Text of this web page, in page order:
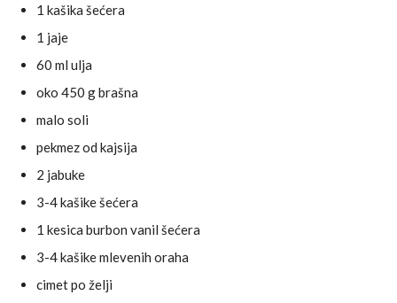
1 kašika šećera
1 jaje
60 ml ulja
oko 450 g brašna
malo soli
pekmez od kajsija
2 jabuke
3-4 kašike šećera
1 kesica burbon vanil šećera
3-4 kašike mlevenih oraha
cimet po želji